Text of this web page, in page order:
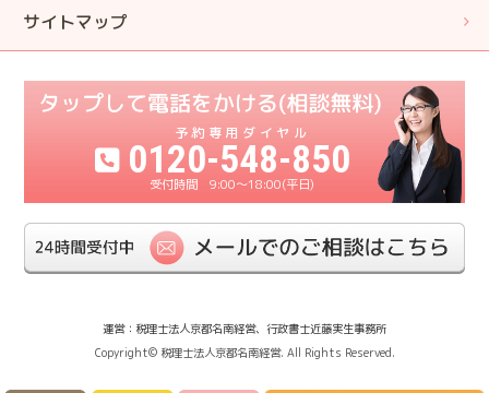
サイトマップ
0120-548-850
9:00〜18:00(平日)
運営：税理士法人京都名南経営、行政書士近藤実生事務所
Copyright© 税理士法人京都名南経営. All Rights Reserved.